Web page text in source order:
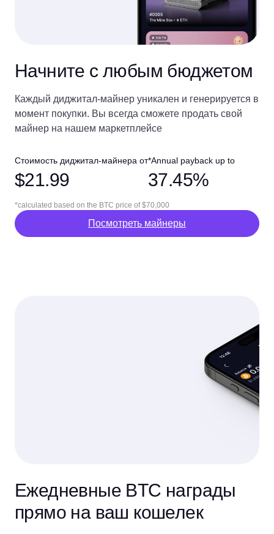
Начните с любым бюджетом
Каждый диджитал-майнер уникален и генерируется в
момент покупки. Вы всегда сможете продать свой
майнер на нашем маркетплейсе
Стоимость диджитал-майнера от
$21.99
*Annual payback up to
37.45%
*calculated based on the BTC price of $70,000
Посмотреть майнеры
Ежедневные BTC награды
прямо на ваш кошелек